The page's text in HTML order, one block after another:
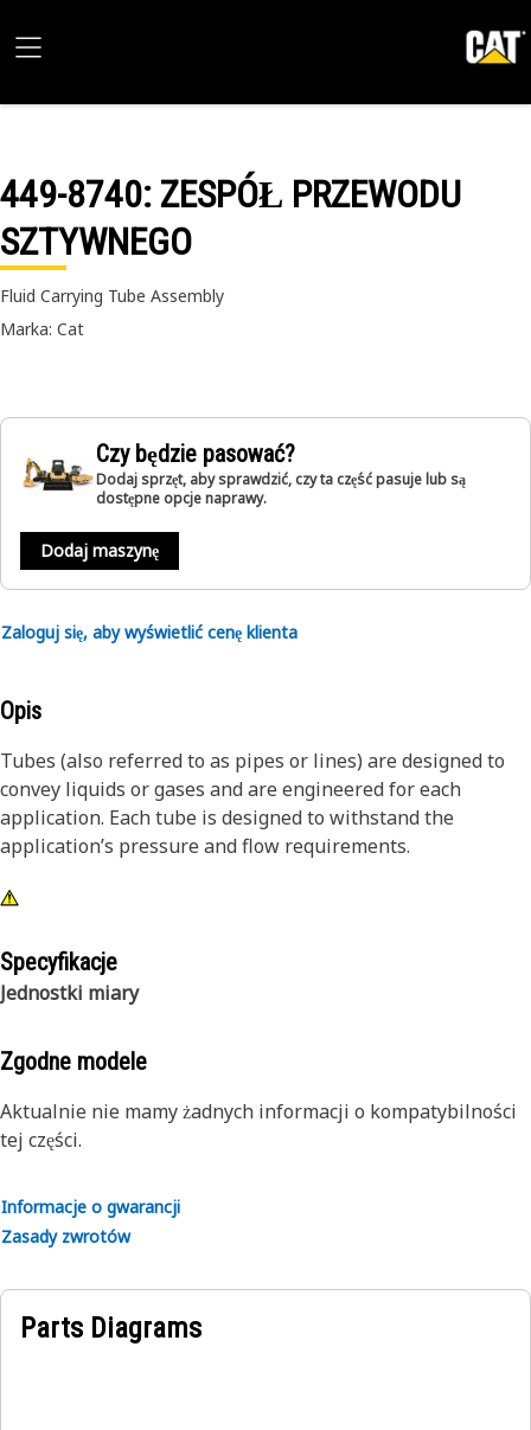
449-8740: ZESPÓŁ PRZEWODU
SZTYWNEGO
Fluid Carrying Tube Assembly
Marka: Cat
Czy będzie pasować?
Dodaj sprzęt, aby sprawdzić, czy ta część pasuje lub są
dostępne opcje naprawy.
Dodaj maszynę
Zaloguj się, aby wyświetlić cenę klienta
Opis
Tubes (also referred to as pipes or lines) are designed to
convey liquids or gases and are engineered for each
application. Each tube is designed to withstand the
application’s pressure and flow requirements.
Specyfikacje
Jednostki miary
Zgodne modele
Aktualnie nie mamy żadnych informacji o kompatybilności
tej części.
Informacje o gwarancji
Zasady zwrotów
Parts Diagrams